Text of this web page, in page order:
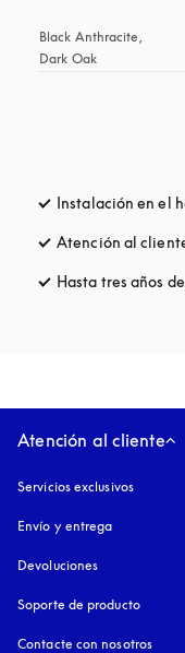
Black Anthracite,
Dark Oak
Instalación en el
Atención al
Hasta tres años
Atención al cliente
Servicios exclusivos
Envío y entrega
Devoluciones
Soporte de producto
Contacte con nosotros